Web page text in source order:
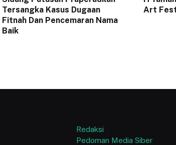
Tersangka Kasus Dugaan
Fitnah Dan Pencemaran Nama
Baik
Art
Redaksi
Pedoman Media Siber